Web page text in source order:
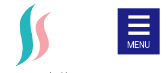
きたがわ内科のり